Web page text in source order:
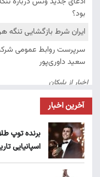
آخرین اخبار
برنده توپ
اسپانیایی